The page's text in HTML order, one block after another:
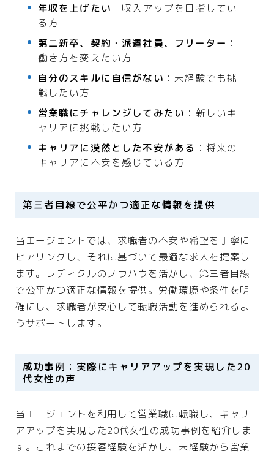
年収を上げたい ：収入アップを目指してい
る方
第二新卒、契約・派遣社員、フリーター ：
働き方を変えたい方
自分のスキルに自信がない ：未経験でも挑
戦したい方
営業職にチャレンジしてみたい ：新しいキ
ャリアに挑戦したい方
キャリアに漠然とした不安がある ：将来の
キャリアに不安を感じている方
第三者目線で公平かつ適正な情報を提供
当エージェントでは、求職者の不安や希望を丁寧に
ヒアリングし、それに基づいて最適な求人を提案し
ます。レディクルのノウハウを活かし、第三者目線
で公平かつ適正な情報を提供。労働環境や条件を明
確にし、求職者が安心して転職活動を進められるよ
うサポートします。
成功事例：実際にキャリアアップを実現した20
代女性の声
当エージェントを利用して営業職に転職し、キャリ
アアップを実現した20代女性の成功事例を紹介しま
す。これまでの接客経験を活かし、未経験から営業